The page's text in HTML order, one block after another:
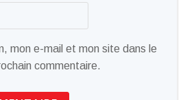
mon e-mail et mon site dans le
commentaire.